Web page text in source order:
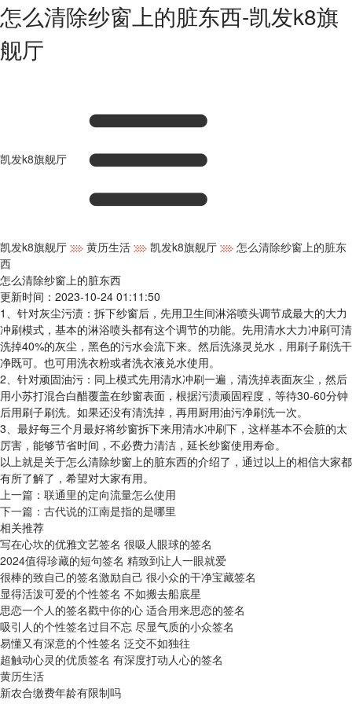
怎么清除纱窗上的脏东西-凯发k8旗
舰厅
凯发k8旗舰厅
凯发k8旗舰厅 黄历生活 凯发k8旗舰厅
怎么清除纱窗上的脏东
西
怎么清除纱窗上的脏东西
更新时间：2023-10-24 01:11:50
1、针对灰尘污渍：拆下纱窗后，先用卫生间淋浴喷头调节成最大的大力
冲刷模式，基本的淋浴喷头都有这个调节的功能。先用清水大力冲刷可清
洗掉40%的灰尘，黑色的污水会流下来。然后洗涤灵兑水，用刷子刷洗干
净既可。也可用洗衣粉或者洗衣液兑水使用。
2、针对顽固油污：同上模式先用清水冲刷一遍，清洗掉表面灰尘，然后
用小苏打混合白醋覆盖在纱窗表面，根据污渍顽固程度，等待30-60分钟
后用刷子刷洗。如果还没有清洗掉，再用厨用油污净刷洗一次。
3、最好每三个月最好将纱窗拆下来用清水冲刷下，这样基本不会脏的太
厉害，能够节省时间，不必费力清洁，延长纱窗使用寿命。
以上就是关于怎么清除纱窗上的脏东西的介绍了，通过以上的相信大家都
有所了解了，希望对大家有用。
上一篇： 联通里的定向流量怎么使用
下一篇： 古代说的江南是指的是哪里
相关推荐
写在心坎的优雅文艺签名 很吸人眼球的签名
2024值得珍藏的短句签名 精致到让人一眼就爱
很棒的致自己的签名激励自己 很小众的干净宝藏签名
显得活泼可爱的个性签名 不如搬去船底星
思恋一个人的签名戳中你的心 适合用来思恋的签名
吸引人的个性签名过目不忘 尽显气质的小众签名
易懂又有深意的个性签名 泛交不如独往
超触动心灵的优质签名 有深度打动人心的签名
黄历生活
新农合缴费年龄有限制吗